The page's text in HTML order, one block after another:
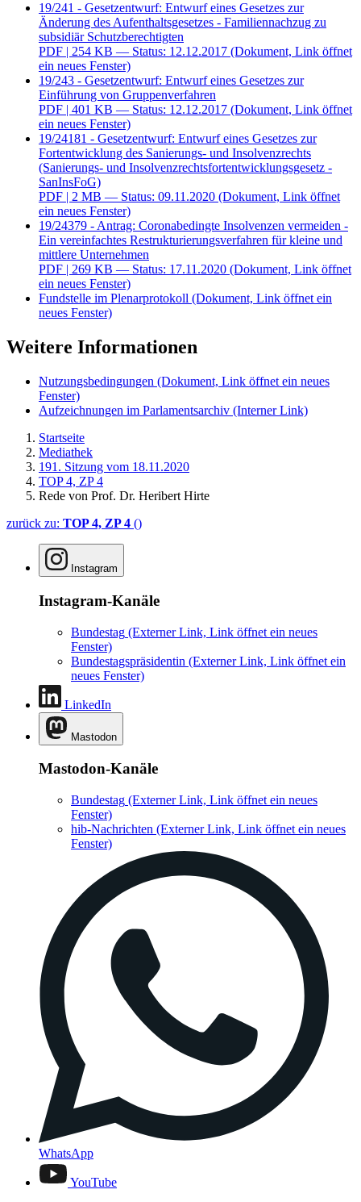
19/241 - Gesetzentwurf: Entwurf eines Gesetzes zur
Änderung des Aufenthaltsgesetzes - Familiennachzug zu
subsidiär Schutzberechtigten
PDF | 254 KB — Status: 12.12.2017 (Dokument, Link öffnet
ein neues Fenster)
19/243 - Gesetzentwurf: Entwurf eines Gesetzes zur
Einführung von Gruppenverfahren
PDF | 401 KB — Status: 12.12.2017 (Dokument, Link öffnet
ein neues Fenster)
19/24181 - Gesetzentwurf: Entwurf eines Gesetzes zur
Fortentwicklung des Sanierungs- und Insolvenzrechts
(Sanierungs- und Insolvenzrechtsfortentwicklungsgesetz -
SanInsFoG)
PDF | 2 MB — Status: 09.11.2020 (Dokument, Link öffnet
ein neues Fenster)
19/24379 - Antrag: Coronabedingte Insolvenzen vermeiden -
Ein vereinfachtes Restrukturierungsverfahren für kleine und
mittlere Unternehmen
PDF | 269 KB — Status: 17.11.2020 (Dokument, Link öffnet
ein neues Fenster)
Fundstelle im Plenarprotokoll (Dokument, Link öffnet ein
neues Fenster)
Weitere Informationen
Nutzungsbedingungen (Dokument, Link öffnet ein neues
Fenster)
Aufzeichnungen im Parlamentsarchiv (Interner Link)
Startseite
Mediathek
191. Sitzung vom 18.11.2020
TOP 4, ZP 4
Rede von Prof. Dr. Heribert Hirte
zurück zu: TOP 4, ZP 4 ()
Instagram
Instagram-Kanäle
Bundestag (Externer Link, Link öffnet ein neues
Fenster)
Bundestagspräsidentin (Externer Link, Link öffnet ein
neues Fenster)
LinkedIn
Mastodon
Mastodon-Kanäle
Bundestag (Externer Link, Link öffnet ein neues
Fenster)
hib-Nachrichten (Externer Link, Link öffnet ein neues
Fenster)
WhatsApp
YouTube